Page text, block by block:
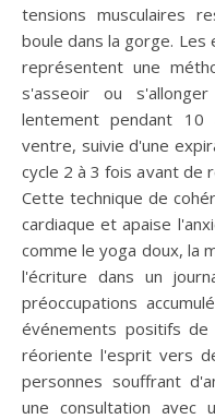
tensions musculaires
boule dans la gorge.
représentent une
s'asseoir ou
lentement pendant
ventre, suivie d'une
cycle 2 à 3 fois avant de
Cette technique de
cardiaque et apaise
comme le yoga doux, la
l'écriture dans un
préoccupations
événements positifs
réoriente l'esprit vers
personnes souffrant
une consultation avec